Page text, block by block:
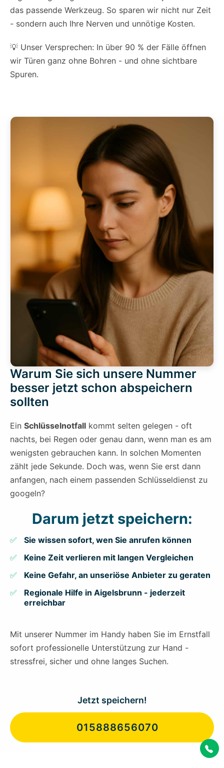
das passende Werkzeug. So sparen wir nicht nur Zeit
- sondern auch Ihre Nerven und unnötige Kosten.
💡 Unser Versprechen: In über 90 % der Fälle öffnen
wir Türen ganz ohne Bohren - und ohne sichtbare
Spuren.
Warum Sie sich unsere Nummer
besser jetzt schon abspeichern
sollten
Ein Schlüsselnotfall kommt selten gelegen - oft
nachts, bei Regen oder genau dann, wenn man es am
wenigsten gebrauchen kann. In solchen Momenten
zählt jede Sekunde. Doch was, wenn Sie erst dann
anfangen, nach einem passenden Schlüsseldienst zu
googeln?
Darum jetzt speichern:
Sie wissen sofort, wen Sie anrufen können
Keine Zeit verlieren mit langen Vergleichen
Keine Gefahr, an unseriöse Anbieter zu geraten
Regionale Hilfe in Aigelsbrunn - jederzeit
erreichbar
Mit unserer Nummer im Handy haben Sie im Ernstfall
sofort professionelle Unterstützung zur Hand -
stressfrei, sicher und ohne langes Suchen.
Jetzt speichern!
015888656070